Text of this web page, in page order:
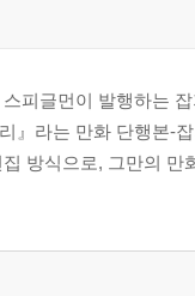
스피글먼이 발행하는
』라는 만화 단행본-
방식으로, 그만의